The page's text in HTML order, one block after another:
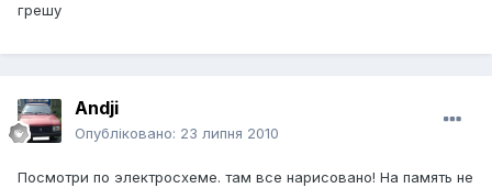
грешу
Andji
Опубліковано: 23 липня 2010
Посмотри по электросхеме. там все нарисовано! На память не